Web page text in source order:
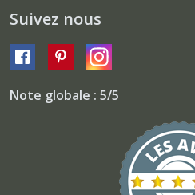
Suivez nous
Note globale : 5/5